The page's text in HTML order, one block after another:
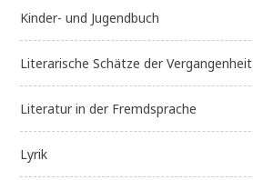
Kinder- und Jugendbuch
Literarische Schätze der Vergangenheit
Literatur in der Fremdsprache
Lyrik